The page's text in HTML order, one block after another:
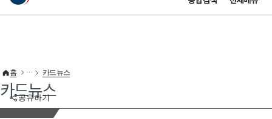
이 누리집은 대한민국 공식 전자정부 누리집입니다.
공유하기
홈 카드뉴스
카드뉴스